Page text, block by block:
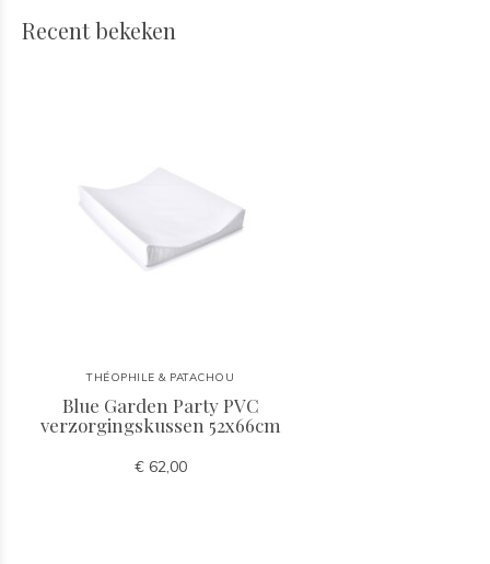
Recent bekeken
THÉOPHILE & PATACHOU
Blue Garden Party PVC
verzorgingskussen 52x66cm
€ 62,00